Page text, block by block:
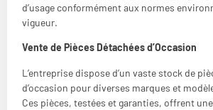
d’usage conformément aux normes
vigueur.
Vente de Pièces Détachées d’Occasion
L’entreprise dispose d’un vaste stock de
d’occasion pour diverses marques et
Ces pièces, testées et garanties, offrent